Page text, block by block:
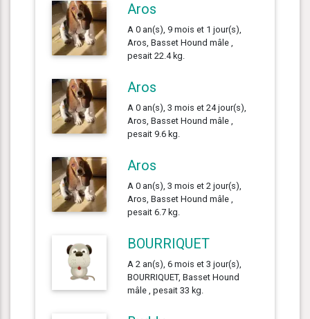
Aros
A 0 an(s), 9 mois et 1 jour(s),
Aros, Basset Hound mâle ,
pesait 22.4 kg.
Aros
A 0 an(s), 3 mois et 24 jour(s),
Aros, Basset Hound mâle ,
pesait 9.6 kg.
Aros
A 0 an(s), 3 mois et 2 jour(s),
Aros, Basset Hound mâle ,
pesait 6.7 kg.
BOURRIQUET
A 2 an(s), 6 mois et 3 jour(s),
BOURRIQUET, Basset Hound
mâle , pesait 33 kg.